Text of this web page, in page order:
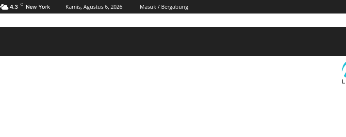
4.3 C New York Kamis, Agustus 6, 2026
Masuk / Bergabung